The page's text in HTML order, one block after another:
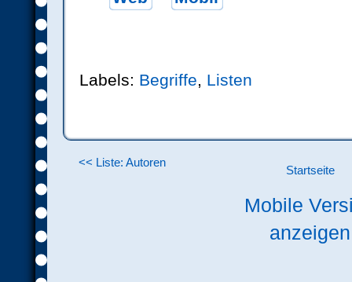
Labels: Begriffe, Listen
<< Liste: Autoren
Startseite
Mobile
anzeigen